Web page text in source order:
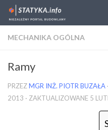
Skip to content
MECHANIKA OGÓLNA
Ramy
PRZEZMGR INŻ. PIOTR BUZAŁA
2013 · ZAKTUALIZOWANE 5